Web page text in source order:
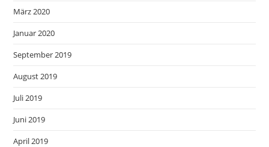
März 2020
Januar 2020
September 2019
August 2019
Juli 2019
Juni 2019
April 2019